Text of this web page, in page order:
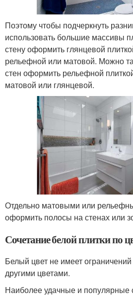
Поэтому чтобы подчеркнуть
использовать большие массивы
стену оформить глянцевой
рельефной или матовой. Можно
стен оформить рельефной
матовой или глянцевой.
Отдельно матовыми или
оформить полосы на стенах или
Сочетание белой плитки по
Белый цвет не имеет
другими цветами.
Наиболее удачные и популярные